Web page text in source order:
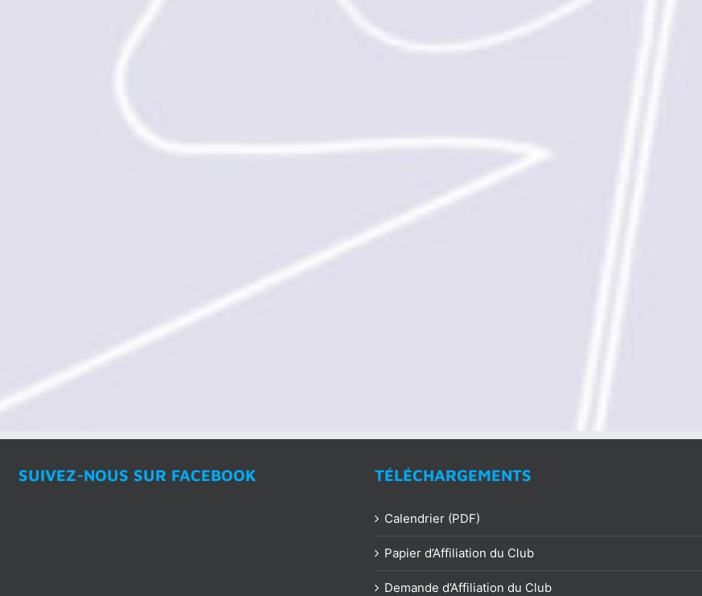
SUIVEZ-NOUS SUR FACEBOOK TÉLÉCHARGEMENTS
Calendrier (PDF)
Papier d’Affiliation du Club
Demande d’Affiliation du Club